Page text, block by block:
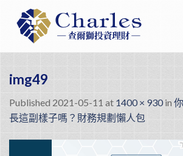
content
img49
Published 2021-05-11 at 1400 × 930in
長這副樣子嗎？財務規劃懶人包